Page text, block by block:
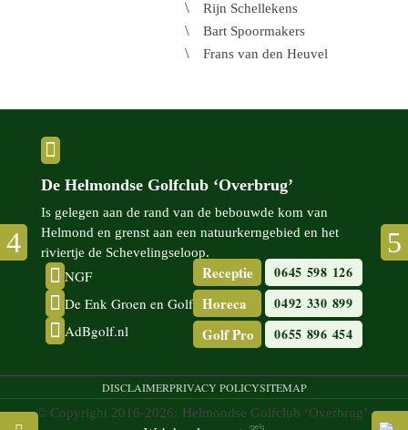
Rijn Schel­le­kens
Bart Spoor­ma­kers
Frans van den Heuvel

De Helmondse Golfclub ‘Overbrug’
Is gelegen aan de rand van de bebouwde kom van
Helmond en grenst aan een natuur­kern­gebied en het
riviertje de Scheve­lingse­loop.
 NGF
 De Enk Groen en Golf
 AdBgolf.nl
Receptie 0645 598 126
Horeca 0492 330 899
Golf Pro 0655 896 454
DISCLAIMERPRIVACY POLICYSITEMAP
© Copyright 2016-2026: Helmondse Golfclub ‘Overbrug’